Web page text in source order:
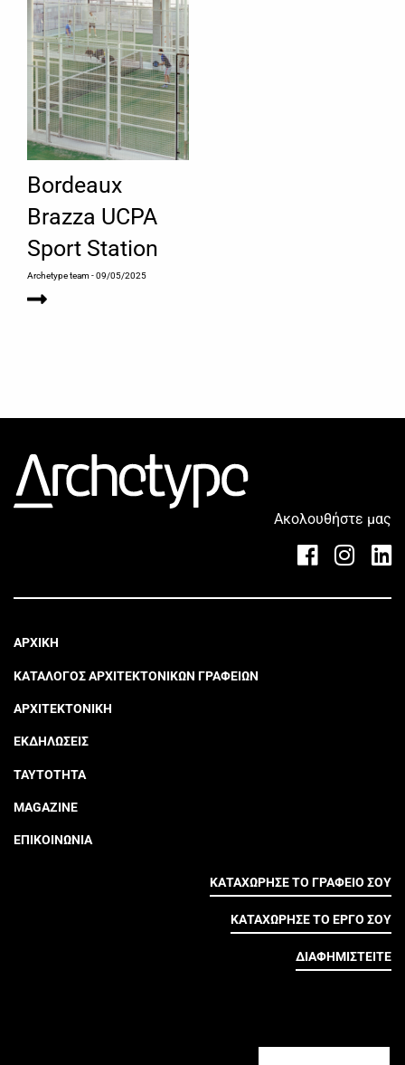
Bordeaux
Brazza UCPA
Sport Station
Archetype team- 09/05/2025
Ακολουθήστε μας
ΑΡΧΙΚΗ
ΚΑΤΑΛΟΓΟΣ ΑΡΧΙΤΕΚΤΟΝΙΚΩΝ ΓΡΑΦΕΙΩΝ
ΑΡΧΙΤΕΚΤΟΝΙΚΗ
ΕΚΔΗΛΩΣΕΙΣ
ΤΑΥΤΟΤΗΤΑ
MAGAZINE
ΕΠΙΚΟΙΝΩΝΙΑ
ΚΑΤΑΧΩΡΗΣΕ ΤΟ ΓΡΑΦΕΙΟ ΣΟΥ
ΚΑΤΑΧΩΡΗΣΕ ΤΟ ΕΡΓΟ ΣΟΥ
ΔΙΑΦΗΜΙΣΤΕΙΤΕ